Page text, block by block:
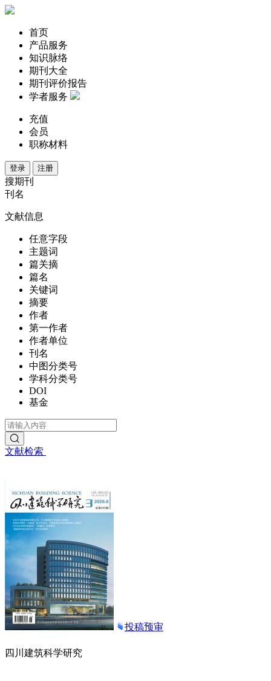
首页
产品服务
知识脉络
期刊大全
期刊评价报告
学者服务
充值
会员
职称材料
登录 注册
搜期刊
刊名
文献信息
任意字段
主题词
篇关摘
篇名
关键词
摘要
作者
第一作者
作者单位
刊名
中图分类号
学科分类号
DOI
基金
文献检索
投稿预审
四川建筑科学研究